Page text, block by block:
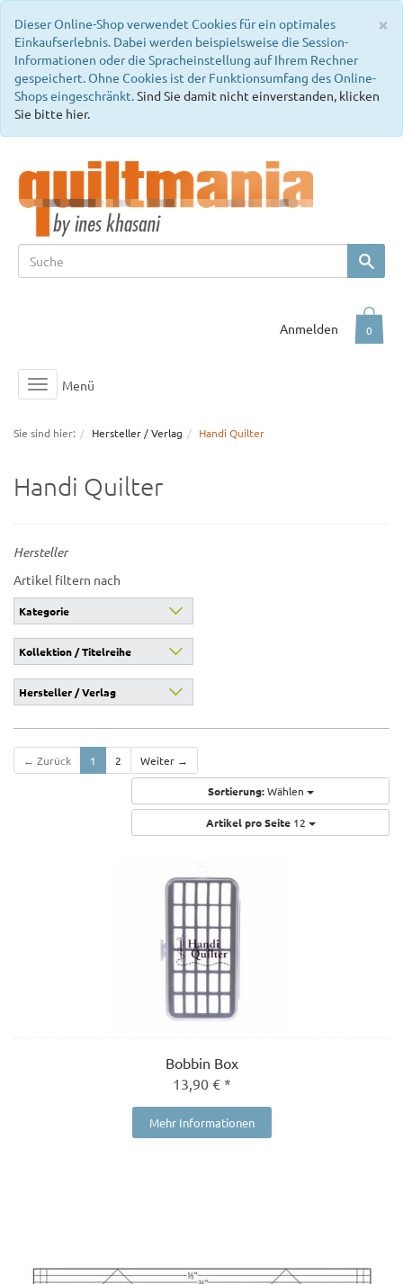
×
Dieser Online-Shop verwendet Cookies für ein optimales
Einkaufserlebnis. Dabei werden beispielsweise die Session-
Informationen oder die Spracheinstellung auf Ihrem Rechner
gespeichert. Ohne Cookies ist der Funktionsumfang des Online-
Shops eingeschränkt.Sind Sie damit nicht einverstanden, klicken
Sie bitte hier.
0
Anmelden
Toggle
navigation
Menü
Sie sind hier: Hersteller / Verlag Handi Quilter
Handi Quilter
Hersteller
Artikel filtern nach
Kategorie
Kollektion / Titelreihe
Hersteller / Verlag
← Zurück 1 2 Weiter →
Sortierung: Wählen
Artikel pro Seite 12
Bobbin Box
13,90 € *
Mehr Informationen